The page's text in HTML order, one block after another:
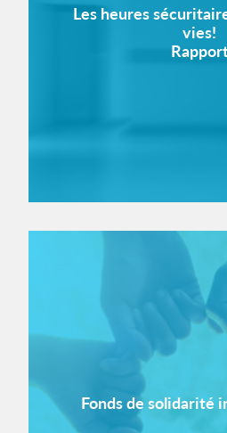
Les heures
vies!
Fonds de solidarité